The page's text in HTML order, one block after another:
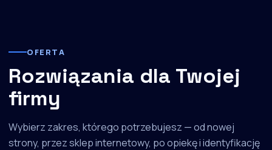
OFERTA
Rozwiązania dla Twojej
firmy
Wybierz zakres, którego potrzebujesz — od nowej
strony, przez sklep internetowy, po opiekę i identyfikację